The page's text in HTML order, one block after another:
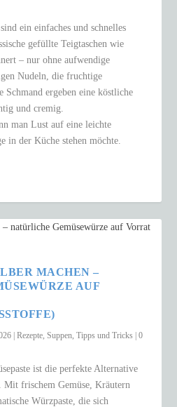
ein einfaches und schnelles
gefüllte Teigtaschen wie
– nur ohne aufwendige
Nudeln, die fruchtige
Schmand ergeben eine köstliche
und cremig.
man Lust auf eine leichte
in der Küche stehen möchte.
MACHEN –
AUF
|Rezepte,Suppen,Tipps und Tricks |0
ist die perfekte Alternative
Mit frischem Gemüse, Kräutern
Würzpaste, die sich